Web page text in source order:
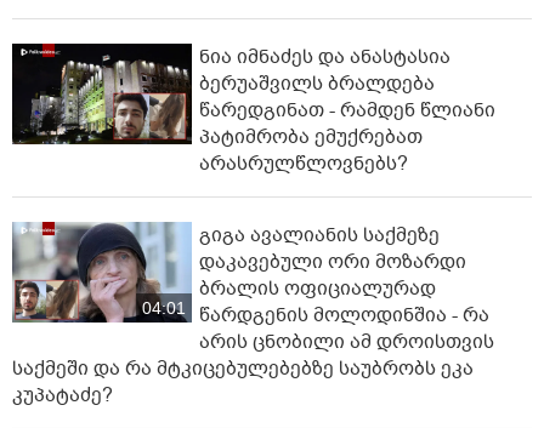
ნია იმნაძეს და ანასტასია
ბერუაშვილს ბრალდება
წარედგინათ - რამდენ წლიანი
პატიმრობა ემუქრებათ
არასრულწლოვნებს?
04:01
გიგა ავალიანის საქმეზე
დაკავებული ორი მოზარდი
ბრალის ოფიციალურად
წარდგენის მოლოდინშია - რა
არის ცნობილი ამ დროისთვის
საქმეში და რა მტკიცებულებებზე საუბრობს ეკა
კუპატაძე?